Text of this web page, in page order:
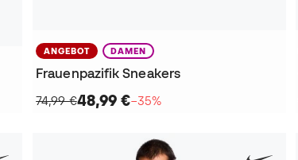
ANGEBOT DAMEN
Frauenpazifik Sneakers
74,99 €48,99 €−35%